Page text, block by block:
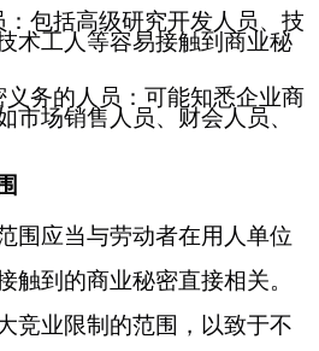
包括高级研究开发人员、技
术工人等容易接触到商业秘
务的人员：可能知悉企业商
市场销售人员、财会人员、
围应当与劳动者在用人单位
触到的商业秘密直接相关。
竞业限制的范围，以致于不